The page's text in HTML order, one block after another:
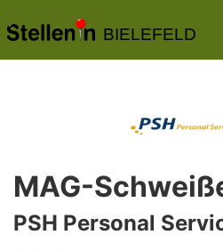
BIELEFELD
MAG-
PSH Personal